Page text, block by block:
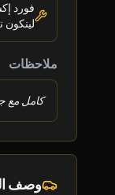
فورد
لينكون
ملاحظات
كامل مع
وصف